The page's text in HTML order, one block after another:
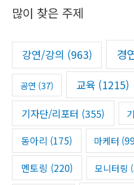
c
f
:
많이 찾은 주제
강연/강의 (963) 경
공연 (37) 교육(1215)
기자단/리포터 (355)
동아리 (175) 마케터
멘토링 (220) 모니터링